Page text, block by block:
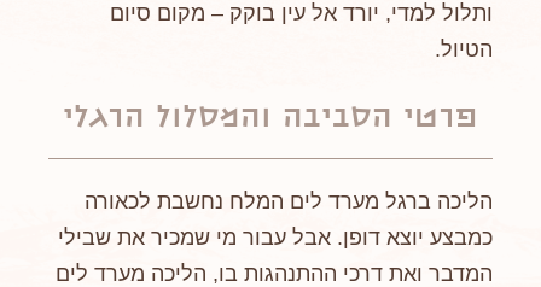
ותלול למדי, יורד אל עין בוקק – מקום סיום
הטיול.
פרטי הסביבה והמסלול הרגלי
הליכה ברגל מערד לים המלח נחשבת לכאורה
כמבצע יוצא דופן. אבל עבור מי שמכיר את שבילי
המדבר ואת דרכי ההתנהגות בו, הליכה מערד לים